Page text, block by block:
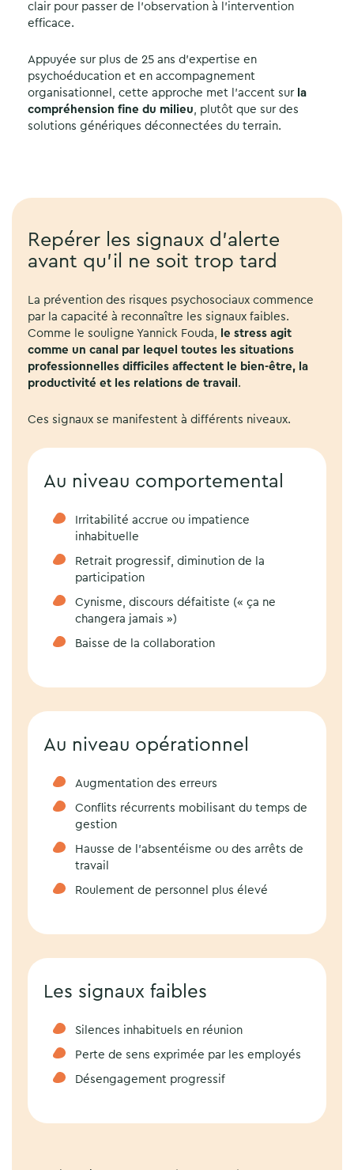
clair pour passer de l’observation à l’intervention
efficace.
Appuyée sur plus de 25 ans d’expertise en
psychoéducation et en accompagnement
organisationnel, cette approche met l’accent sur la
compréhension fine du milieu, plutôt que sur des
solutions génériques déconnectées du terrain.
Repérer les signaux d’alerte
avant qu’il ne soit trop tard
La prévention des risques psychosociaux commence
par la capacité à reconnaître les signaux faibles.
Comme le souligne Yannick Fouda, le stress agit
comme un canal par lequel toutes les situations
professionnelles difficiles affectent le bien-être, la
productivité et les relations de travail .
Ces signaux se manifestent à différents niveaux.
Au niveau comportemental
Irritabilité accrue ou impatience
inhabituelle
Retrait progressif, diminution de la
participation
Cynisme, discours défaitiste (« ça ne
changera jamais »)
Baisse de la collaboration
Au niveau opérationnel
Augmentation des erreurs
Conflits récurrents mobilisant du temps de
gestion
Hausse de l’absentéisme ou des arrêts de
travail
Roulement de personnel plus élevé
Les signaux faibles
Silences inhabituels en réunion
Perte de sens exprimée par les employés
Désengagement progressif